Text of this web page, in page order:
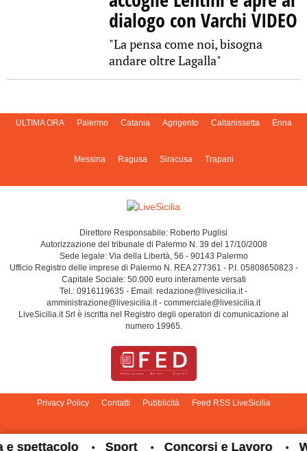
spettacolo • Sport • Concorsi e Lavoro •
dialogo con Varchi VIDEO
"La pensa come noi, bisogna
andare oltre Lagalla"
ULTIMA ORA Palermo Catania Agrigento Caltanissetta Enna
Messina Ragusa Siracusa Trapani
Direttore Responsabile: Roberto Puglisi
Autorizzazione del tribunale di Palermo N. 39 del 17/10/2008
Sede legale: Via della Libertà, 56 - 90143 Palermo
Ufficio Registro delle imprese di Palermo N. REA 277361 - P.I. 05808650823 -
Capitale Sociale: 50.000 euro interamente versati
Tel.: 0916119635 - Email: redazione@livesicilia.it -
amministrazione@livesicilia.it - commerciale@livesicilia.it
LiveSicilia.it Srl è iscritta nel Registro degli operatori di comunicazione al
numero 19965.
Privacy Policy Contatti Pubblicità Feed RSS LiveSicilia